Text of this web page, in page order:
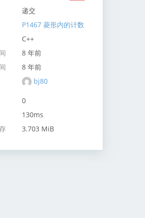
递交
P1467 菱形内的计数
C++
8 年前
8 年前
bj80
0
130ms
3.703 MiB